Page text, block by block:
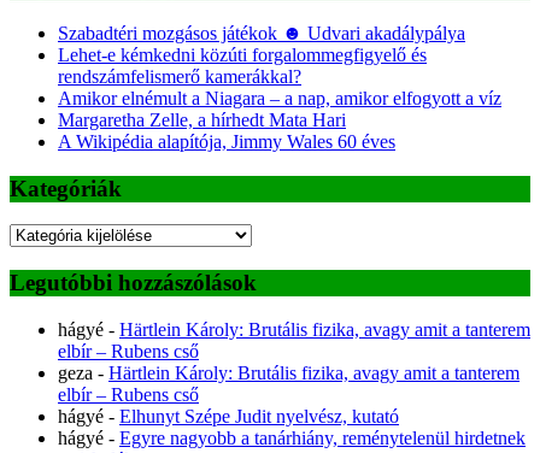
Szabadtéri mozgásos játékok ☻ Udvari akadálypálya
Lehet-e kémkedni közúti forgalommegfigyelő és
rendszámfelismerő kamerákkal?
Amikor elnémult a Niagara – a nap, amikor elfogyott a víz
Margaretha Zelle, a hírhedt Mata Hari
A Wikipédia alapítója, Jimmy Wales 60 éves
Kategóriák
Kategóriák
Legutóbbi hozzászólások
hágyé - Härtlein Károly: Brutális fizika, avagy amit a tanterem
elbír – Rubens cső
geza - Härtlein Károly: Brutális fizika, avagy amit a tanterem
elbír – Rubens cső
hágyé - Elhunyt Szépe Judit nyelvész, kutató
hágyé - Egyre nagyobb a tanárhiány, reménytelenül hirdetnek